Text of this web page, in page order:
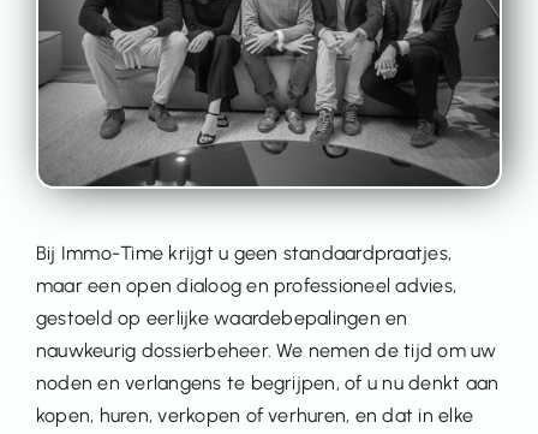
Bij Immo-Time krijgt u geen standaardpraatjes,
maar een open dialoog en professioneel advies,
gestoeld op eerlijke waardebepalingen en
nauwkeurig dossierbeheer. We nemen de tijd om uw
noden en verlangens te begrijpen, of u nu denkt aan
kopen, huren, verkopen of verhuren, en dat in elke